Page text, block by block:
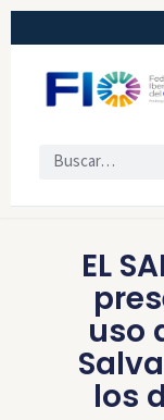
EL
uso
los